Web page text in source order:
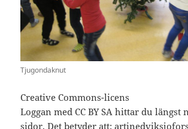
Tjugondaknut
Creative Commons-licens
Loggan med CC BY SA hittar du längst
sidor. Det betyder att: